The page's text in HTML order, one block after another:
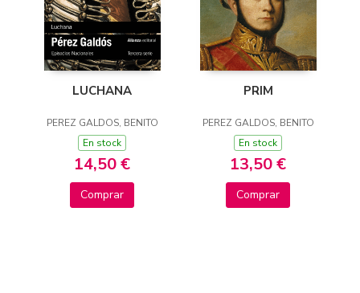
LUCHANA
PEREZ GALDOS, BENITO
En stock
14,50 €
Comprar
PRIM
PEREZ GALDOS, BENITO
En stock
13,50 €
Comprar